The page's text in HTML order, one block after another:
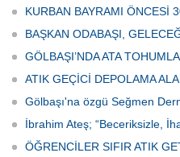
Haftası" etkinlikleri Ankara'da devam
ediyor.
KURBAN BAYRAMI ÖNCESİ
BAŞKAN ODABAŞI,
GÖLBAŞI’NDA ATA
ATIK GEÇİCİ DEPOLAMA
Gölbaşı'na özgü Seğmen
İbrahim Ateş; “Beceriksizle,
ÖĞRENCİLER SIFIR ATIK